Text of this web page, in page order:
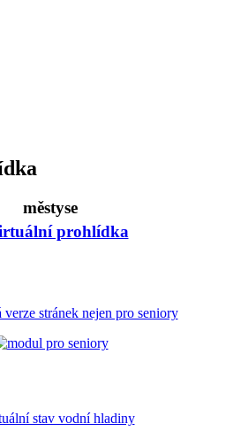
městyse
verze stránek nejen pro seniory